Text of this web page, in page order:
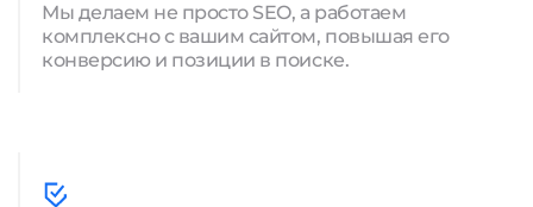
Мы делаем не просто SEO, а работаем
комплексно с вашим сайтом, повышая его
конверсию и позиции в поиске.